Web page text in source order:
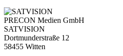
PRECON Medien GmbH
SATVISION
Dortmunderstraße 12
58455 Witten